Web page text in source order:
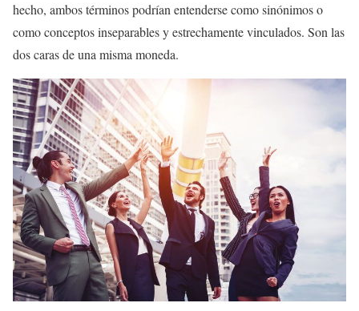
hecho, ambos términos podrían entenderse como sinónimos o
como conceptos inseparables y estrechamente vinculados. Son las
dos caras de una misma moneda.